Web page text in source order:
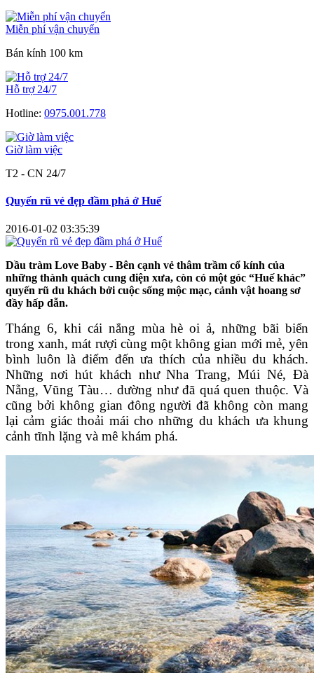
Miễn phí vận chuyển
Bán kính 100 km
Hỗ trợ 24/7
Hotline: 0975.001.778
Giờ làm việc
T2 - CN 24/7
Quyến rũ vẻ đẹp đầm phá ở Huế
2016-01-02 03:35:39
Dầu tràm Love Baby - Bên cạnh vẻ thâm trầm cổ kính của
những thành quách cung điện xưa, còn có một góc “Huế khác”
quyến rũ du khách bởi cuộc sống mộc mạc, cảnh vật hoang sơ
đầy hấp dẫn.
Tháng 6, khi cái nắng mùa hè oi ả, những bãi biển
trong xanh, mát rượi cùng một không gian mới mẻ, yên
bình luôn là điểm đến ưa thích của nhiều du khách.
Những nơi hút khách như Nha Trang, Múi Né, Đà
Nẵng, Vũng Tàu… dường như đã quá quen thuộc. Và
cũng bởi không gian đông người đã không còn mang
lại cảm giác thoải mái cho những du khách ưa khung
cảnh tĩnh lặng và mê khám phá.